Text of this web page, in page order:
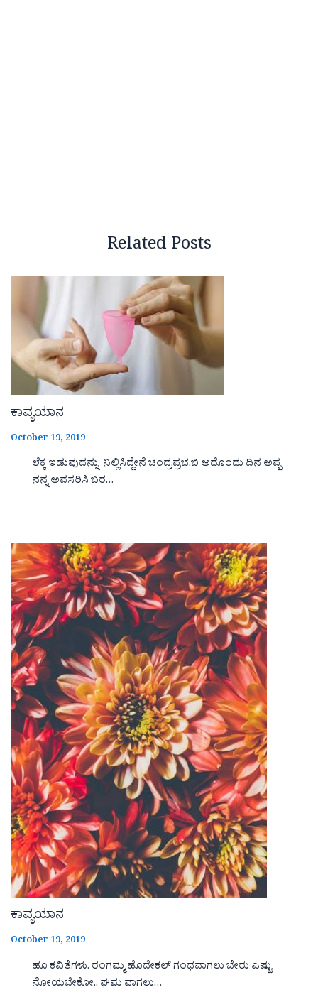
Related Posts
ಕಾವ್ಯಯಾನ
October 19, 2019
ಲೆಕ್ಕ ಇಡುವುದನ್ನು ನಿಲ್ಲಿಸಿದ್ದೇನೆ ಚಂದ್ರಪ್ರಭ.ಬಿ ಅದೊಂದು ದಿನ ಅಪ್ಪ
ನನ್ನ ಅವಸರಿಸಿ ಬರ…
ಕಾವ್ಯಯಾನ
October 19, 2019
ಹೂ ಕವಿತೆಗಳು. ರಂಗಮ್ಮ ಹೊದೇಕಲ್ ಗಂಧವಾಗಲು ಬೇರು ಎಷ್ಟು
ನೋಯಬೇಕೋ.. ಘಮ ವಾಗಲು…